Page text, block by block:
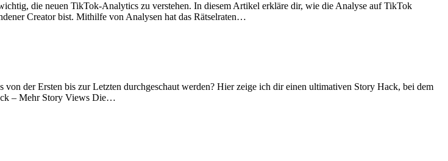
die neuen TikTok-Analytics zu verstehen. In diesem Artikel erkläre dir, wie die Analyse auf TikTok
Creator bist. Mithilfe von Analysen hat das Rätselraten…
der Ersten bis zur Letzten durchgeschaut werden? Hier zeige ich dir einen ultimativen Story Hack, bei dem
– Mehr Story Views Die…